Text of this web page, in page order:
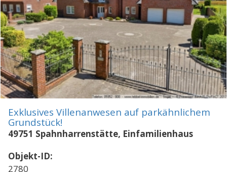
Exklusives Villenanwesen auf parkähnlichem
Grundstück!
49751 Spahnharrenstätte, Einfamilienhaus
Objekt-ID:
2780